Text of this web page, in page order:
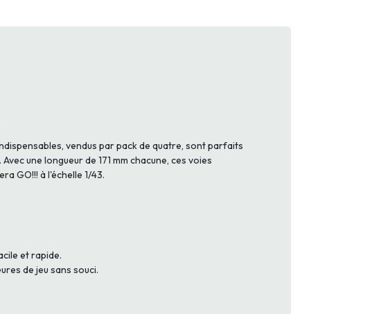
vendus par pack de quatre, sont parfaits
une longueur de 171 mm chacune, ces voies
GO!!! à l'échelle 1/43.
et rapide.
de jeu sans souci.